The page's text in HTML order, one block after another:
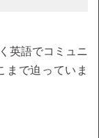
英語でコミュニ
まで迫っていま